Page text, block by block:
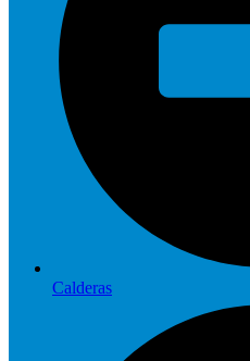
Calderas